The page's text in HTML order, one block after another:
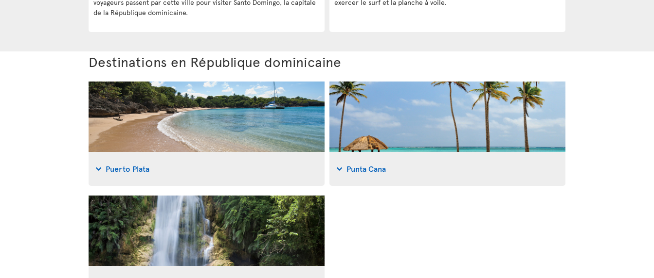
voyageurs passent par cette ville pour visiter Santo Domingo, la capitale
de la République dominicaine.
exercer le surf et la planche à voile.
Destinations en République dominicaine
Puerto Plata Punta Cana